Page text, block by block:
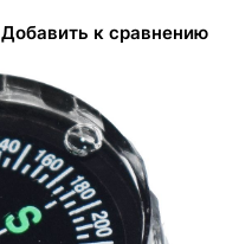
Добавить к сравнению